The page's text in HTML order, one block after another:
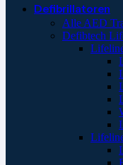
Defibrillatoren
Alle AED
Defibtech